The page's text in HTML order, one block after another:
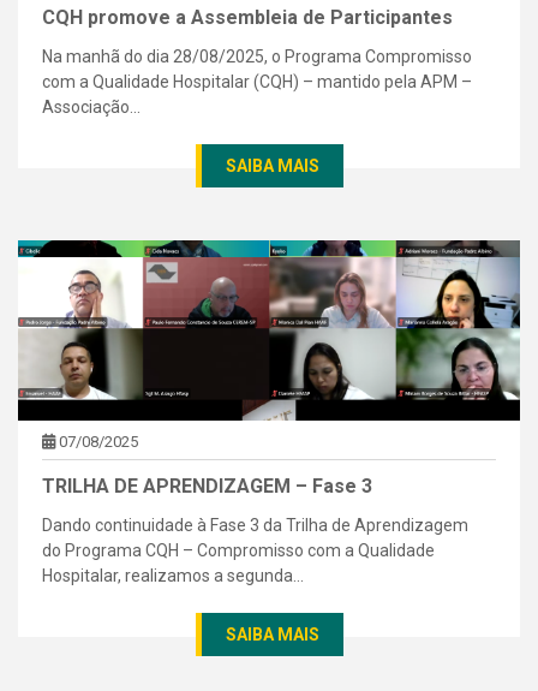
CQH promove a Assembleia de Participantes
Na manhã do dia 28/08/2025, o Programa Compromisso
com a Qualidade Hospitalar (CQH) – mantido pela APM –
Associação...
SAIBA MAIS
07/08/2025
TRILHA DE APRENDIZAGEM – Fase 3
Dando continuidade à Fase 3 da Trilha de Aprendizagem
do Programa CQH – Compromisso com a Qualidade
Hospitalar, realizamos a segunda...
SAIBA MAIS